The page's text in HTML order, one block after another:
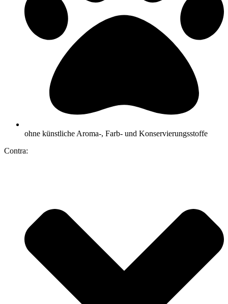
ohne künstliche Aroma-, Farb- und Konservierungsstoffe
Contra: